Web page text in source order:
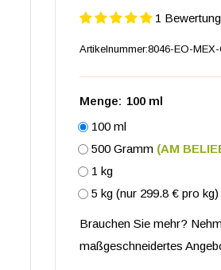
1 Bewertung
Artikelnummer:8046-EO-
Menge: 100 ml
100 ml
500 Gramm (AM
1 kg
5 kg (nur 299.8 € pro kg)
Brauchen Sie mehr?
maßgeschneidertes